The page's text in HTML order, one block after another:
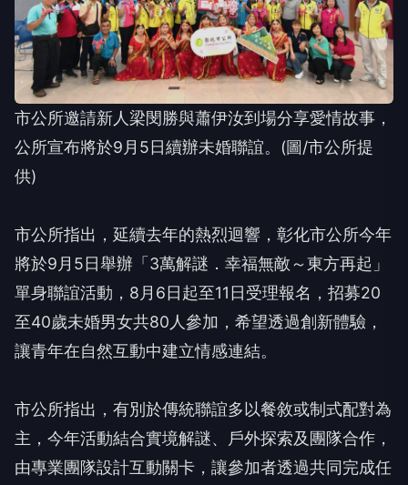
市公所邀請新人梁閔勝與蕭伊汝到場分享愛情故事，
公所宣布將於9月5日續辦未婚聯誼。(圖/市公所提
供)
市公所指出，延續去年的熱烈迴響，彰化市公所今年
將於9月5日舉辦「3萬解謎．幸福無敵～東方再起」
單身聯誼活動，8月6日起至11日受理報名，招募20
至40歲未婚男女共80人參加，希望透過創新體驗，
讓青年在自然互動中建立情感連結。
市公所指出，有別於傳統聯誼多以餐敘或制式配對為
主，今年活動結合實境解謎、戶外探索及團隊合作，
由專業團隊設計互動關卡，讓參加者透過共同完成任